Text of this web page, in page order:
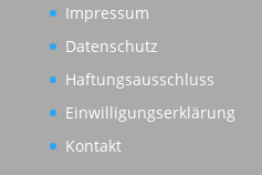
Impressum
Datenschutz
Haftungsausschluss
Einwilligungserklärung
Kontakt